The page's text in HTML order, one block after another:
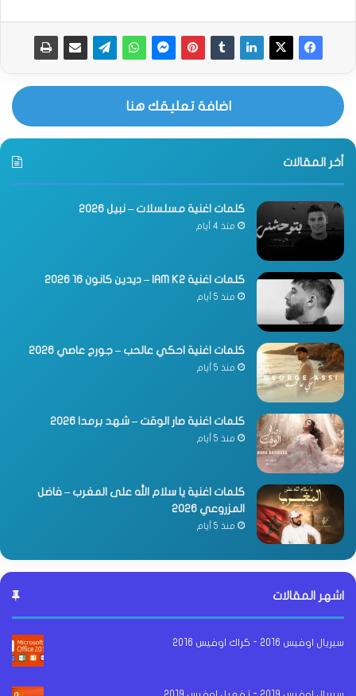
اضافة تعليقك هنا
أخر المقالات
كلمات اغنية مسلسلات – نبيل 2026
منذ 4 أيام
كلمات اغنية IAM K2 – ديدين كانون 16 2026
منذ 5 أيام
كلمات اغنية احكي عالحب – جورج عاصي 2026
منذ 5 أيام
كلمات اغنية صار الوقت – شهد برمدا 2026
منذ 5 أيام
كلمات اغنية يا سلام الله على المغرب – فاضل
المزروعي 2026
منذ 5 أيام
اشهر المقالات
سيريال اوفيس 2016 - كراك اوفيس 2016